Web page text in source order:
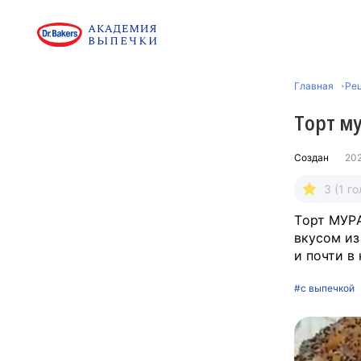
Главная
Тoрт
Создан
3 (1
Тoрт
вкуcoм
и почти
#с выпечкой